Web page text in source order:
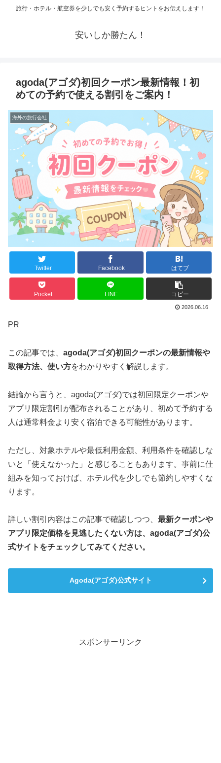
旅行・ホテル・航空券を少しでも安く予約するヒントをお伝えします！
安いしか勝たん！
agoda(アゴダ)初回クーポン最新情報！初
めての予約で使える割引をご案内！
海外の旅行会社
Twitter Facebook はてブ
Pocket LINE コピー
2026.06.16
PR
この記事では、 agoda(アゴダ)初回クーポンの最新情報や
取得方法、使い方をわかりやすく解説します。
結論から言うと、agoda(アゴダ)では初回限定クーポンや
アプリ限定割引が配布されることがあり、初めて予約する
人は通常料金より安く宿泊できる可能性があります。
ただし、対象ホテルや最低利用金額、利用条件を確認しな
いと「使えなかった」と感じることもあります。事前に仕
組みを知っておけば、ホテル代を少しでも節約しやすくな
ります。
詳しい割引内容はこの記事で確認しつつ、 最新クーポンや
アプリ限定価格を見逃したくない方は、agoda(アゴダ)公
式サイトをチェックしてみてください。
Agoda(アゴダ)公式サイト
スポンサーリンク